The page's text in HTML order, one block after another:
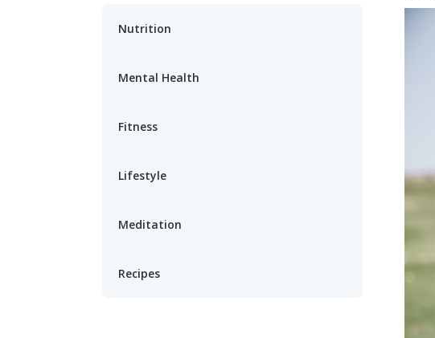
Nutrition
Mental Health
Fitness
Lifestyle
Meditation
Recipes